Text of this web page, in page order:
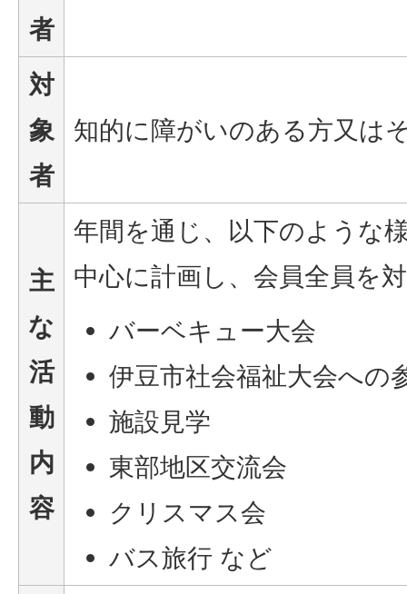
者
対
象
者
知的に障がいのある方又は
主
な
活
動
内
容
年間を通じ、以下のような
中心に計画し、会員全員を
バーベキュー大会
伊豆市社会福祉大会への
施設見学
東部地区交流会
クリスマス会
バス旅行 など